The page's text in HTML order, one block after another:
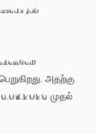
job
அதற்கு
முதல்